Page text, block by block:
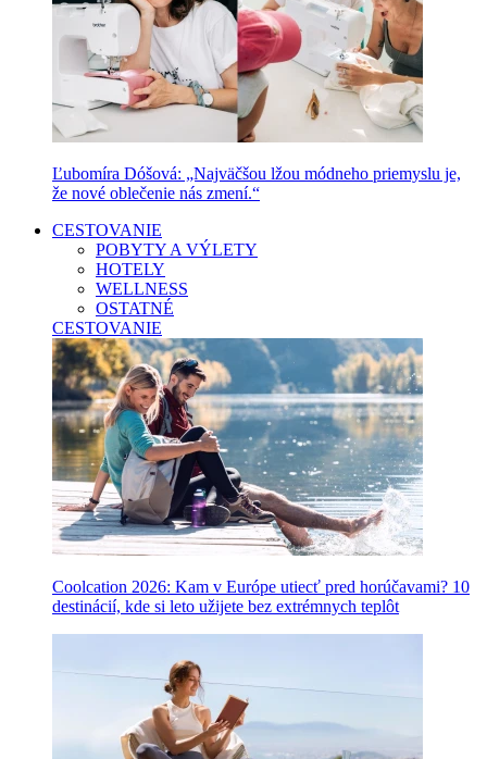
Ľubomíra Dóšová: „Najväčšou lžou módneho priemyslu je,
že nové oblečenie nás zmení.“
CESTOVANIE
POBYTY A VÝLETY
HOTELY
WELLNESS
OSTATNÉ
CESTOVANIE
Coolcation 2026: Kam v Európe utiecť pred horúčavami? 10
destinácií, kde si leto užijete bez extrémnych teplôt